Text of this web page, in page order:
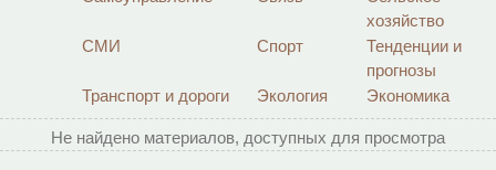
хозяйство
СМИ
Спорт
Тенденции и
прогнозы
Транспорт и дороги
Экология Экономика
Не найдено материалов, доступных для просмотра